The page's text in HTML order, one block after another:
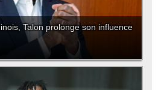
Talon prolonge son influence